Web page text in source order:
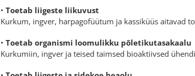
• Toetab liigeste liikuvust
Kurkum, ingver, harpagofüütum ja kassiküüs aitavad
• Toetab organismi loomulikku põletikutasakaalu
Kurkumiin, ingver ja teised taimsed bioaktiivsed